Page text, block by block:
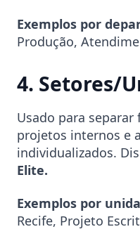
Exemplos por
Produção,
4. Setores/
Usado para
projetos internos e
individualizados.
Elite.
Exemplos por
Recife, Projeto